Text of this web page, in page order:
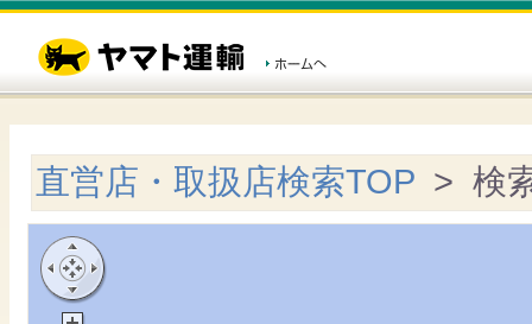
直営店・取扱店検索TOP > 検